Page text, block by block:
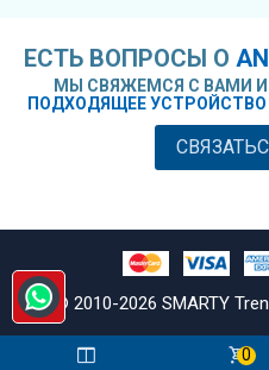
ЕСТЬ ВОПРОСЫ О
МЫ СВЯЖЕМСЯ С ВАМИ
ПОДХОДЯЩЕЕ УСТРОЙСТВО
© 2010-2026 SMARTY
0